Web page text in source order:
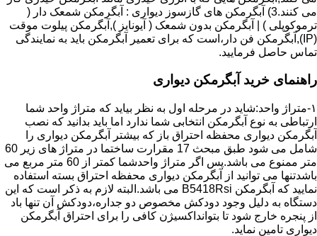
می کنند.3) آبگرمکن های گازسوز دیواری : آبگرمکن شمعک دار (
ترموکوپلی ) | آبگرمکن بدون شمعک ( آیونایز ),آبگرمکن پیلوت موقت
(IP),آبگرمکن فن دار،است که برای تعمیر آبگرمکن باید به نمایندگی
تماس حاصل فرمایید.
راهنمای خرید آبگرمکن دیواری
۱-متراژ واحد:شاید در مرحله اول به نظر بیاید که متراژ واحد شما
ارتباطی به نوع آبگرمکن انتخابی شما ندارد اما باید بدانید که نصب
آبگرمکن دیواری محفظه احتراق باز که بیشتر آبگرمکن دیواری را
شامل می شود طبق مبحث 17 مقرارت ساختما در متراژ های زیر 60
متر ممنوع می باشد.پس اگر متراژ واحدشما کمتر از 60 متر مربع می
باشدتنها می توانید از آبگرمکن دیواری محفظه احتراق بسته استفاده
نمایید که آبگرمکن B5418Rsi می باشد.البته لازم به ذکر است که این
دستگاه به دلیل وجود دودکش مخصوص دو جداره،دودکش آن تنها باد
از پنجره خارج شود تا بتوانداکسیژن کافی را برای احتراق آبگرمکن
دیواری تامین نماید.